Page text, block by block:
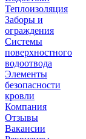
Теплоизоляция
Заборы и
ограждения
Системы
поверхностного
водоотвода
Элементы
безопасности
кровли
Компания
Отзывы
Вакансии